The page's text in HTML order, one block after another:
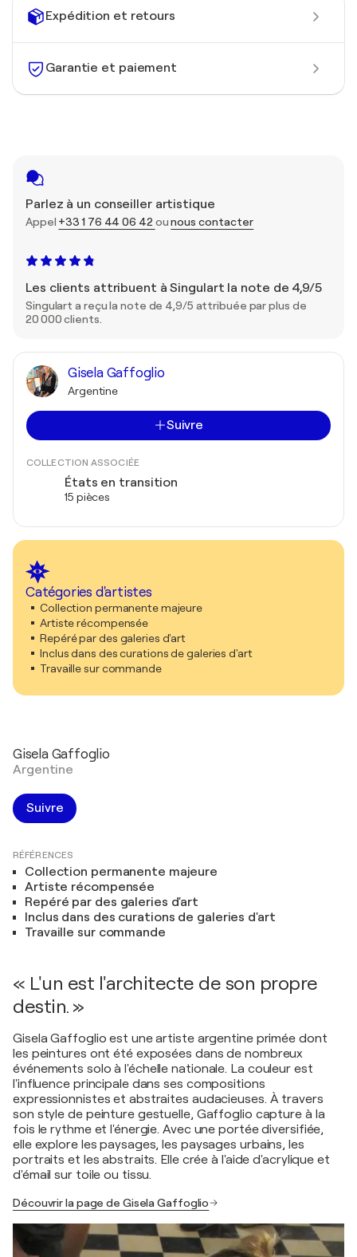
Expédition et retours
Garantie et paiement
Parlez à un conseiller artistique
Appel +33 1 76 44 06 42 ounous contacter
Les clients attribuent à Singulart la note de 4,9/5
Singulart a reçu la note de 4,9/5 attribuée par plus de
20 000 clients.
Gisela Gaffoglio
Argentine
Suivre
COLLECTION ASSOCIÉE
États en transition
15 pièces
Catégories d'artistes
Collection permanente majeure
Artiste récompensée
Repéré par des galeries d'art
Inclus dans des curations de galeries d'art
Travaille sur commande
Gisela Gaffoglio
Argentine
Suivre
RÉFÉRENCES
Collection permanente majeure
Artiste récompensée
Repéré par des galeries d'art
Inclus dans des curations de galeries d'art
Travaille sur commande
« L'un est l'architecte de son propre
destin. »
Gisela Gaffoglio est une artiste argentine primée dont
les peintures ont été exposées dans de nombreux
événements solo à l'échelle nationale. La couleur est
l'influence principale dans ses compositions
expressionnistes et abstraites audacieuses. À travers
son style de peinture gestuelle, Gaffoglio capture à la
fois le rythme et l'énergie. Avec une portée diversifiée,
elle explore les paysages, les paysages urbains, les
portraits et les abstraits. Elle crée à l'aide d'acrylique et
d'émail sur toile ou tissu.
Découvrir la page de Gisela Gaffoglio